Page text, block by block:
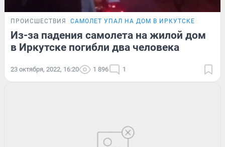
ПРОИСШЕСТВИЯ САМОЛЕТ УПАЛ НА ДОМ В ИРКУТСКЕ
Из-за падения самолета на жилой дом
в Иркутске погибли два человека
23 октября, 2022, 16:20 1 896 1